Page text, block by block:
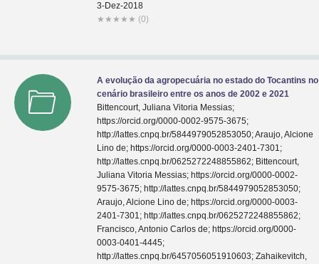
3-Dez-2018
★ ★ ★ ★ ★ (0)
A evolução da agropecuária no estado do Tocantins no
cenário brasileiro entre os anos de 2002 e 2021
Bittencourt, Juliana Vitoria Messias;
https://orcid.org/0000-0002-9575-3675;
http://lattes.cnpq.br/5844979052853050; Araujo, Alcione
Lino de; https://orcid.org/0000-0003-2401-7301;
http://lattes.cnpq.br/0625272248855862; Bittencourt,
Juliana Vitoria Messias; https://orcid.org/0000-0002-
9575-3675; http://lattes.cnpq.br/5844979052853050;
Araujo, Alcione Lino de; https://orcid.org/0000-0003-
2401-7301; http://lattes.cnpq.br/0625272248855862;
Francisco, Antonio Carlos de; https://orcid.org/0000-
0003-0401-4445;
http://lattes.cnpq.br/6457056051910603; Zahaikevitch,